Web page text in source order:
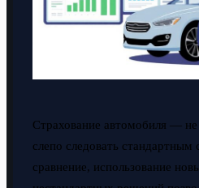
Страхование автомобиля — не
слепо следовать стандартным
сравнение, использование